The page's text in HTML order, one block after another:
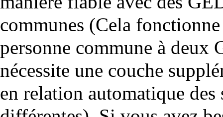
communes (Cela
personne commune à deux
nécessite une couche
en relation automatique